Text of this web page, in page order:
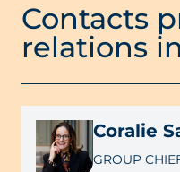
Contacts
relations
Coralie
GROUP